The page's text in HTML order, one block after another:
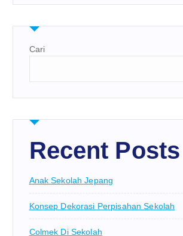
Cari
Recent Posts
Anak Sekolah Jepang
Konsep Dekorasi Perpisahan Sekolah
Colmek Di Sekolah